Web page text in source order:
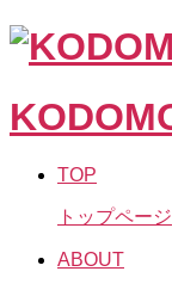
TOP
トップページ
ABOUT